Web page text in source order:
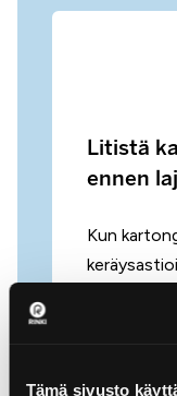
Tämä sivusto
Litistä
ennen
Kun